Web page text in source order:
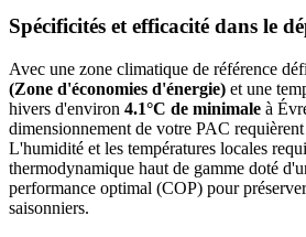
Spécificités et efficacité dans le
Avec une zone climatique de référence
(Zone d'économies d'énergie) et une
hivers d'environ 4.1°C de minimale à
dimensionnement de votre PAC
L'humidité et les températures locales
thermodynamique haut de gamme doté
performance optimal (COP) pour
saisonniers.